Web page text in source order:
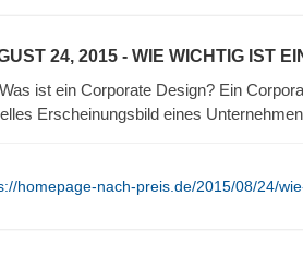
24, 2015 - WIE WICHTIG IST
Was ist ein Corporate Design? Ein
Erscheinungsbild eines
homepage-nach-preis.de/2015/08/24/